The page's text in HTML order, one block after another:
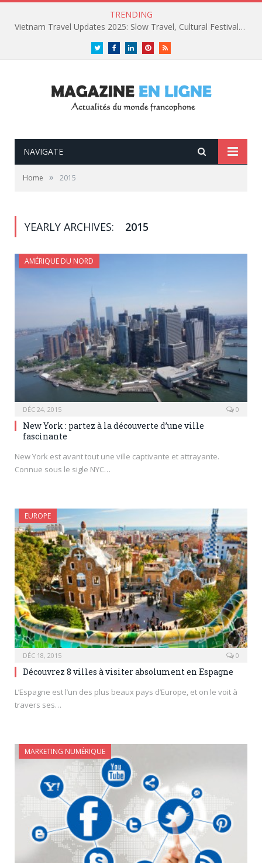
TRENDING
Vietnam Travel Updates 2025: Slow Travel, Cultural Festivals, and Luxury Retreats
TwitterFacebookLinkedInPinterestRSS
NAVIGATE
Home » 2015
YEARLY ARCHIVES: 2015
AMÉRIQUE DU NORD
DÉC 24, 2015 0
New York : partez à la découverte d’une ville
fascinante
New York est avant tout une ville captivante et attrayante.
Connue sous le sigle NYC…
EUROPE
DÉC 18, 2015 0
Découvrez 8 villes à visiter absolument en Espagne
L’Espagne est l’un des plus beaux pays d’Europe, et on le voit à
travers ses…
MARKETING NUMÉRIQUE